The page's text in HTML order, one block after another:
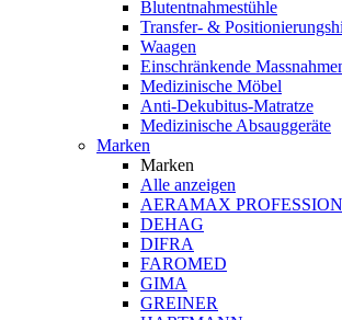
Blutentnahmestühle
Transfer- &
Waagen
Einschränkende
Medizinische Möbel
Anti-Dekubitus-Matratze
Medizinische Absauggeräte
Marken
Marken
Alle anzeigen
AERAMAX
DEHAG
DIFRA
FAROMED
GIMA
GREINER